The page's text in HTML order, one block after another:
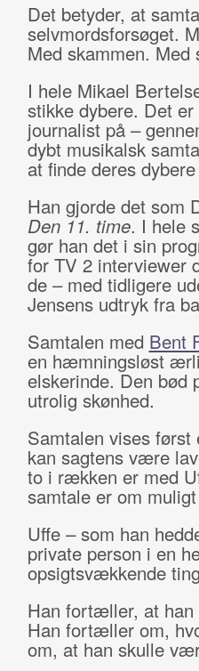
Det betyder, at
selvmordsforsøget.
Med skammen.
I hele Mikael
stikke dybere. Det
journalist på –
dybt musikalsk
at finde deres
Han gjorde det som
Den 11. time. I hele
gør han det i sin
for TV 2 interviewer
de – med tidligere
Jensens udtryk fra
Samtalen med Bent
en hæmningsløst
elskerinde. Den bød
utrolig skønhed.
Samtalen vises
kan sagtens være
to i rækken er med
samtale er om
Uffe – som han
private person i en
opsigtsvækkende
Han fortæller, at
Han fortæller om,
om, at han skulle